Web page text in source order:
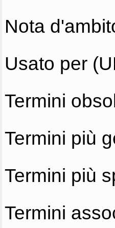
Nota
Usato per
Termini
Termini più
Termini più
Termini